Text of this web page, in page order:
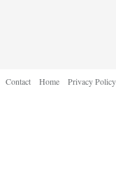
Contact Home Privacy Policy